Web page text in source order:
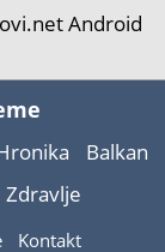
Android
Balkan
Zdravlje
Kontakt